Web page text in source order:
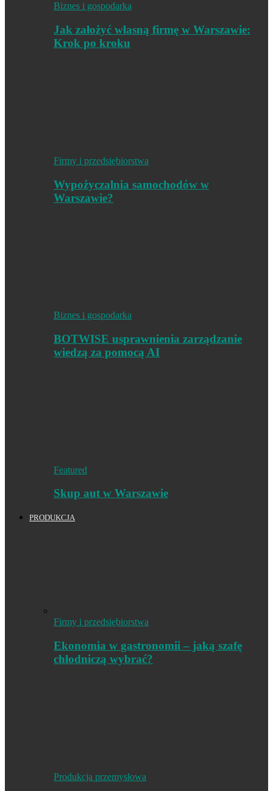
Biznes i gospodarka
Jak założyć własną firmę w Warszawie:
Krok po kroku
Firmy i przedsiębiorstwa
Wypożyczalnia samochodów w
Warszawie?
Biznes i gospodarka
BOTWISE usprawnienia zarządzanie
wiedzą za pomocą AI
Featured
Skup aut w Warszawie
PRODUKCJA
Firmy i przedsiębiorstwa
Ekonomia w gastronomii – jaką szafę
chłodniczą wybrać?
Produkcja przemysłowa